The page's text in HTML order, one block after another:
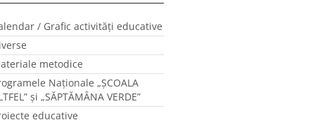
/ Grafic activităţi educative
metodice
Naţionale „ŞCOALA
și „SĂPTĂMÂNA VERDE”
educative